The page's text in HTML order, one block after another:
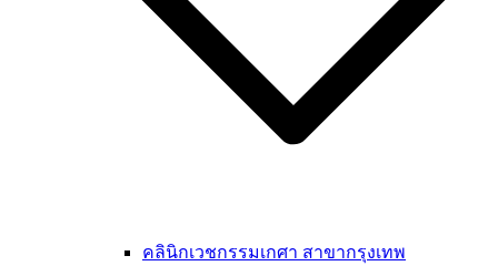
คลินิกเวชกรรมเกศา สาขากรุงเทพ